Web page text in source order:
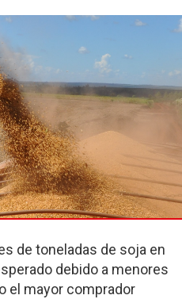
de toneladas de soja en
debido a menores
el mayor comprador